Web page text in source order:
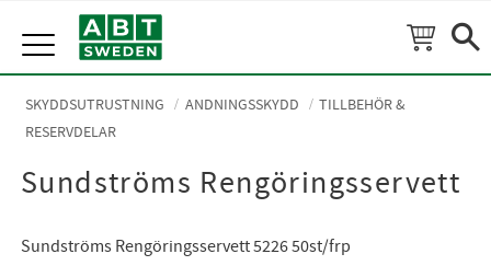
Meny
SKYDDSUTRUSTNING ANDNINGSSKYDD
TILLBEHÖR &
RESERVDELAR
Sundströms Rengöringsservett
Sundströms Rengöringsservett 5226 50st/frp